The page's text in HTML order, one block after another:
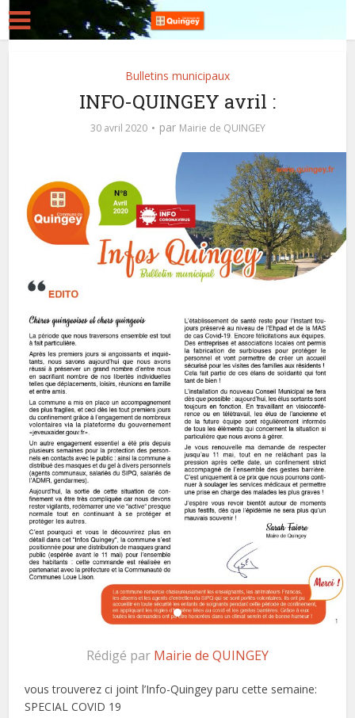
Bulletins municipaux
INFO-QUINGEY avril :
30 avril 2020 par Mairie de QUINGEY
Rédigé par Mairie de QUINGEY
vous trouverez ci joint l’Info-Quingey paru cette semaine:
SPECIAL COVID 19